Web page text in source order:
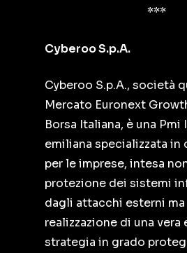
***
Cyberoo S.p.A.
Cyberoo S.p.A., società
Mercato Euronext
Borsa Italiana, è una Pmi
emiliana specializzata in
per le imprese, intesa
protezione dei sistemi
dagli attacchi esterni
realizzazione di una vera
strategia in grado